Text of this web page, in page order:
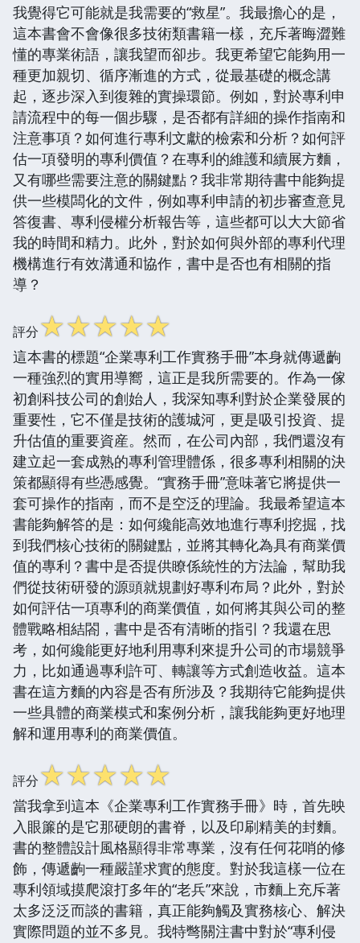
我覺得它可能就是我需要的“救星”。我最擔心的是，
這本書會不會像很多技術類書籍一樣，充斥著晦澀難
懂的專業術語，讓我望而卻步。我更希望它能夠用一
種更加親切、循序漸進的方式，從最基礎的概念講
起，逐步深入到復雜的實操環節。例如，對於專利申
請流程中的每一個步驟，是否都有詳細的操作指南和
注意事項？如何進行專利文獻的檢索和分析？如何評
估一項發明的專利價值？在專利的維護和續展方麵，
又有哪些需要注意的關鍵點？我非常期待書中能夠提
供一些模闆化的文件，例如專利申請的初步審查意見
答復書、專利侵權分析報告等，這些都可以大大節省
我的時間和精力。此外，對於如何與外部的專利代理
機構進行有效溝通和協作，書中是否也有相關的指
導？
評分☆☆☆☆☆
這本書的標題“企業專利工作實務手冊”本身就傳遞齣
一種強烈的實用導嚮，這正是我所需要的。作為一傢
初創科技公司的創始人，我深知專利對於企業發展的
重要性，它不僅是技術的護城河，更是吸引投資、提
升估值的重要資産。然而，在公司內部，我們還沒有
建立起一套成熟的專利管理體係，很多專利相關的決
策都顯得有些憑感覺。“實務手冊”意味著它將提供一
套可操作的指南，而不是空泛的理論。我最希望這本
書能夠解答的是：如何纔能高效地進行專利挖掘，找
到我們核心技術的關鍵點，並將其轉化為具有商業價
值的專利？書中是否提供瞭係統性的方法論，幫助我
們從技術研發的源頭就規劃好專利布局？此外，對於
如何評估一項專利的商業價值，如何將其與公司的整
體戰略相結閤，書中是否有清晰的指引？我還在思
考，如何纔能更好地利用專利來提升公司的市場競爭
力，比如通過專利許可、轉讓等方式創造收益。這本
書在這方麵的內容是否有所涉及？我期待它能夠提供
一些具體的商業模式和案例分析，讓我能夠更好地理
解和運用專利的商業價值。
評分☆☆☆☆☆
當我拿到這本《企業專利工作實務手冊》時，首先映
入眼簾的是它那硬朗的書脊，以及印刷精美的封麵。
書的整體設計風格顯得非常專業，沒有任何花哨的修
飾，傳遞齣一種嚴謹求實的態度。對於我這樣一位在
專利領域摸爬滾打多年的“老兵”來說，市麵上充斥著
太多泛泛而談的書籍，真正能夠觸及實務核心、解決
實際問題的並不多見。我特彆關注書中對於“專利侵